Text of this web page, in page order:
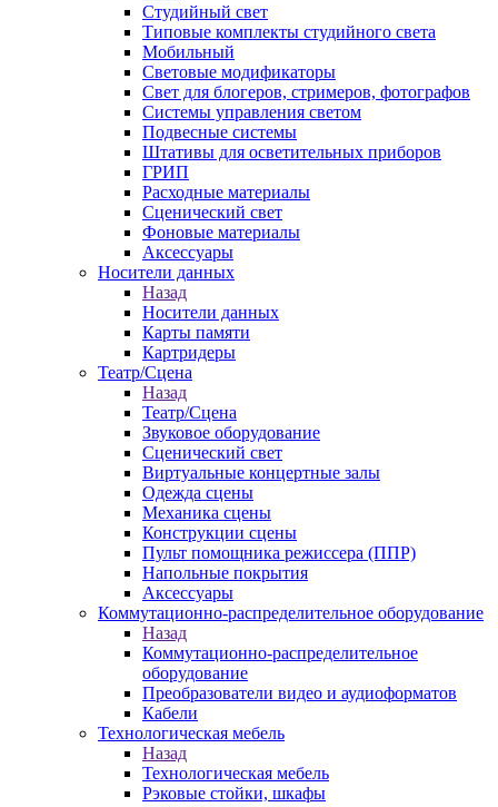
Студийный свет
Типовые комплекты студийного света
Мобильный
Световые модификаторы
Свет для блогеров, стримеров, фотографов
Системы управления светом
Подвесные системы
Штативы для осветительных приборов
ГРИП
Расходные материалы
Сценический свет
Фоновые материалы
Аксессуары
Носители данных
Назад
Носители данных
Карты памяти
Картридеры
Театр/Сцена
Назад
Театр/Сцена
Звуковое оборудование
Сценический свет
Виртуальные концертные залы
Одежда сцены
Механика сцены
Конструкции сцены
Пульт помощника режиссера (ППР)
Напольные покрытия
Аксессуары
Коммутационно-распределительное оборудование
Назад
Коммутационно-распределительное
оборудование
Преобразователи видео и аудиоформатов
Кабели
Технологическая мебель
Назад
Технологическая мебель
Рэковые стойки, шкафы